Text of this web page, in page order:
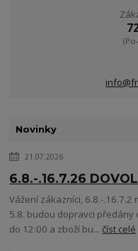
Novinky
21.07.2026
6.8.-.16.7.26
Vážení zákazníci, 6.8.-.16.7.2
5.8. budou dopravci předány
do 12:00 a zboží bu...číst celé